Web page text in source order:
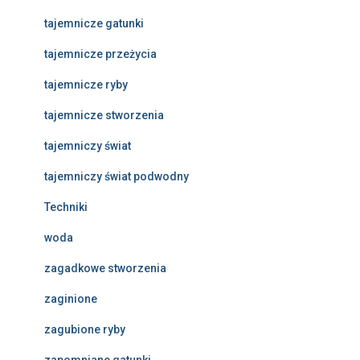
tajemnicze gatunki
tajemnicze przeżycia
tajemnicze ryby
tajemnicze stworzenia
tajemniczy świat
tajemniczy świat podwodny
Techniki
woda
zagadkowe stworzenia
zaginione
zagubione ryby